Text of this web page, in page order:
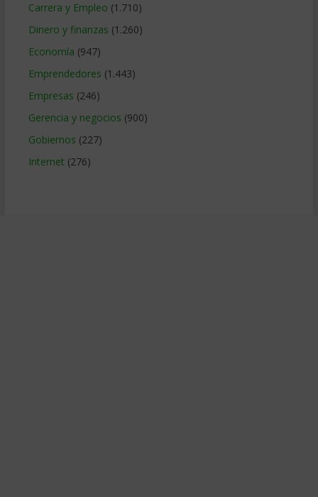
Carrera y Empleo (1.710)
Dinero y finanzas (1.260)
Economía (947)
Emprendedores (1.443)
Empresas (246)
Gerencia y negocios (900)
Gobiernos (227)
Internet (276)